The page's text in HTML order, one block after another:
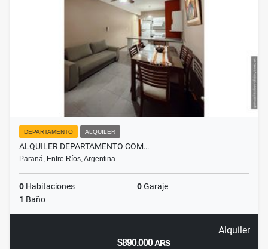
DEPARTAMENTO ALQUILER
ALQUILER DEPARTAMENTO COM…
Paraná, Entre Ríos, Argentina
0 Habitaciones 0Garaje
1 Baño
Alquiler
$890.000ARS